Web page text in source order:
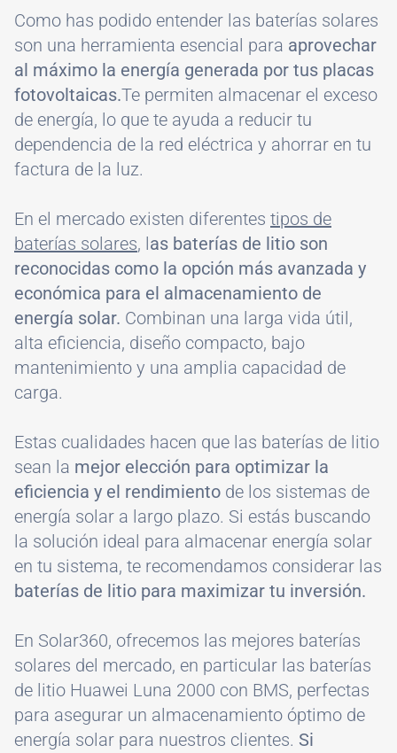
Como has podido entender las baterías solares
son una herramienta esencial para aprovechar
al máximo la energía generada por tus placas
fotovoltaicas.Te permiten almacenar el exceso
de energía, lo que te ayuda a reducir tu
dependencia de la red eléctrica y ahorrar en tu
factura de la luz.
En el mercado existen diferentes tipos de
baterías solares, l as baterías de litio son
reconocidas como la opción más avanzada y
económica para el almacenamiento de
energía solar. Combinan una larga vida útil,
alta eficiencia, diseño compacto, bajo
mantenimiento y una amplia capacidad de
carga.
Estas cualidades hacen que las baterías de litio
sean la mejor elección para optimizar la
eficiencia y el rendimiento de los sistemas de
energía solar a largo plazo. Si estás buscando
la solución ideal para almacenar energía solar
en tu sistema, te recomendamos considerar las
baterías de litio para maximizar tu inversión.
En Solar360, ofrecemos las mejores baterías
solares del mercado, en particular las baterías
de litio Huawei Luna 2000 con BMS, perfectas
para asegurar un almacenamiento óptimo de
energía solar para nuestros clientes. Si